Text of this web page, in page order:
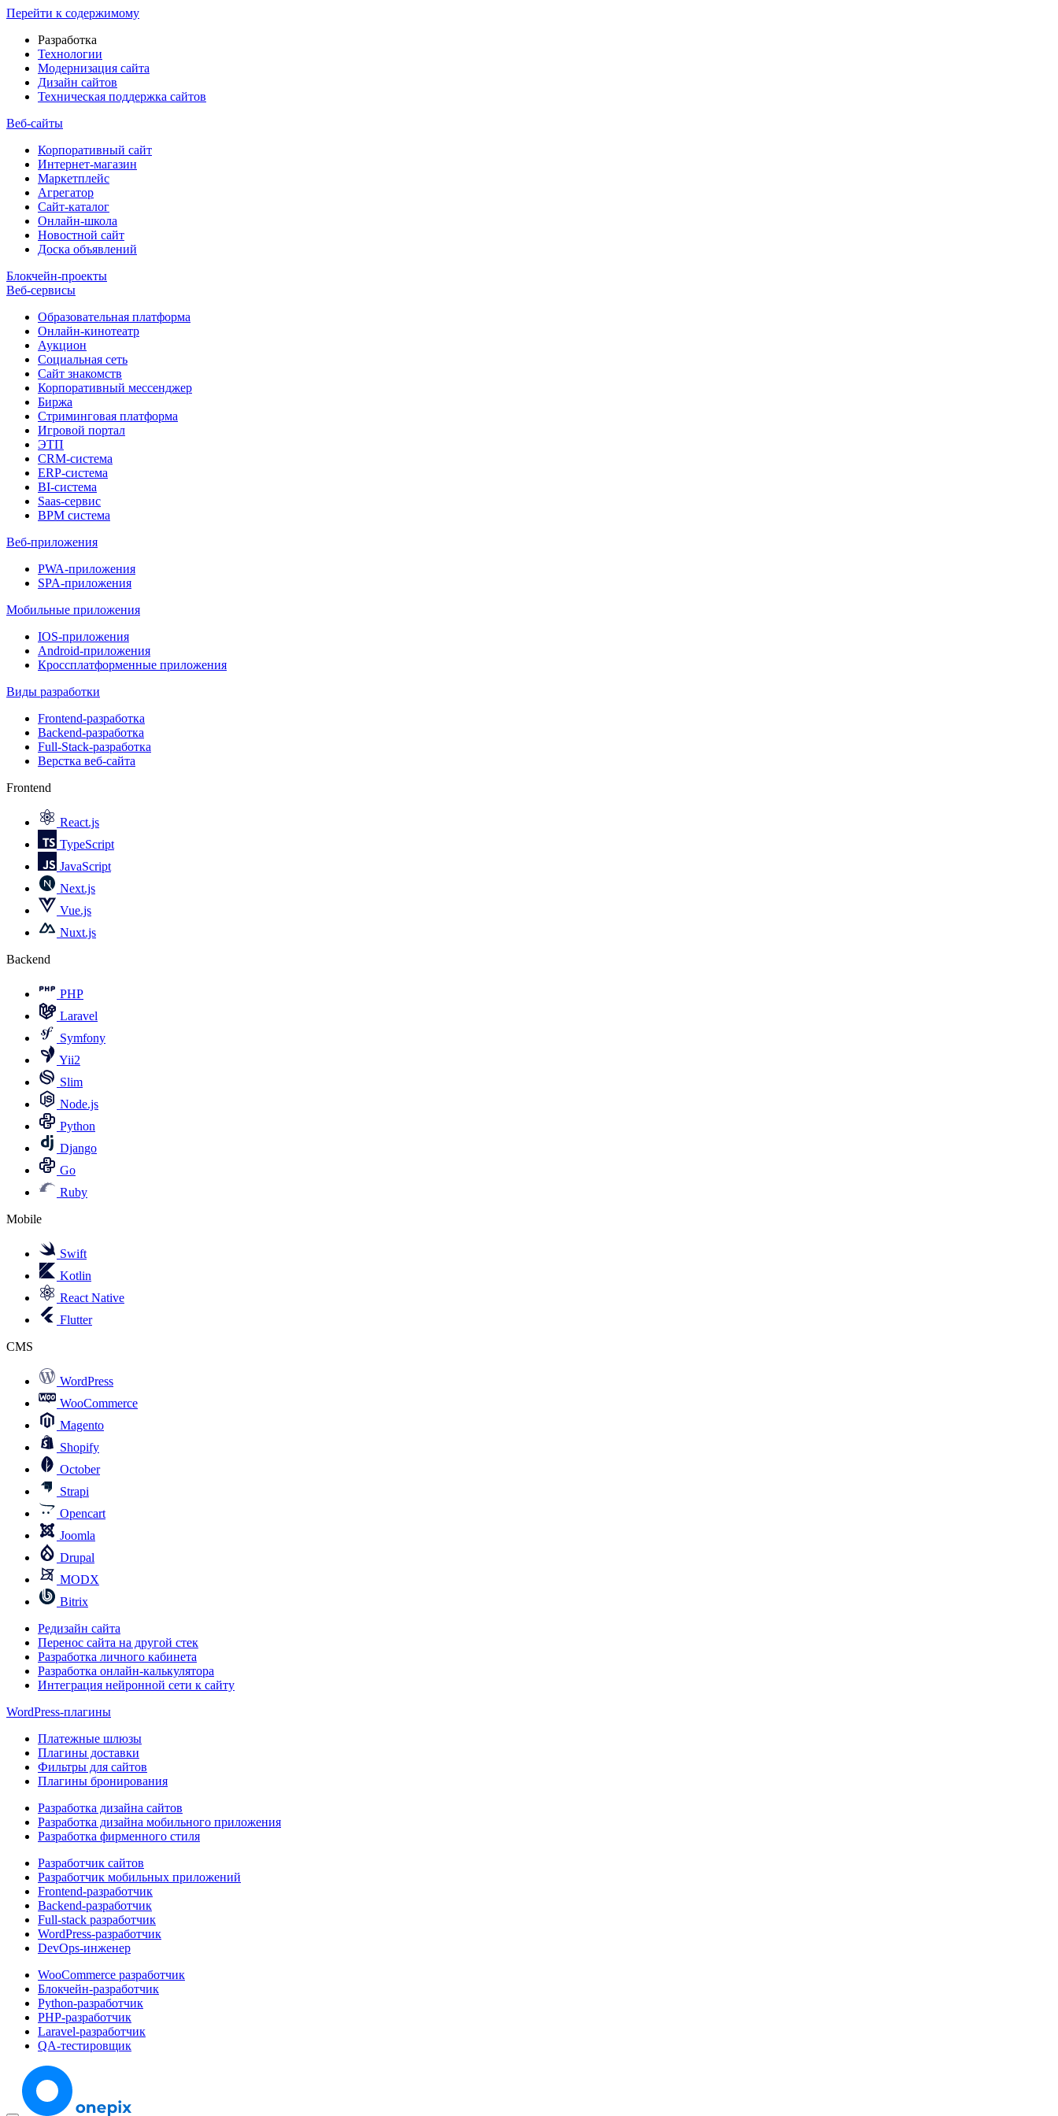
Перейти к содержимому
Разработка
Технологии
Модернизация сайта
Дизайн сайтов
Техническая поддержка сайтов
Веб-сайты
Корпоративный сайт
Интернет-магазин
Маркетплейс
Агрегатор
Сайт-каталог
Онлайн-школа
Новостной сайт
Доска объявлений
Блокчейн-проекты
Веб-сервисы
Образовательная платформа
Онлайн-кинотеатр
Аукцион
Социальная сеть
Сайт знакомств
Корпоративный мессенджер
Биржа
Стриминговая платформа
Игровой портал
ЭТП
CRM-система
ERP-система
BI-система
Saas-сервис
BPM система
Веб-приложения
PWA-приложения
SPA-приложения
Мобильные приложения
IOS-приложения
Android-приложения
Кроссплатформенные приложения
Виды разработки
Frontend-разработка
Backend-разработка
Full-Stack-разработка
Верстка веб-сайта
Frontend
React.js
TypeScript
JavaScript
Next.js
Vue.js
Nuxt.js
Backend
PHP
Laravel
Symfony
Yii2
Slim
Node.js
Python
Django
Go
Ruby
Mobile
Swift
Kotlin
React Native
Flutter
CMS
WordPress
WooCommerce
Magento
Shopify
October
Strapi
Opencart
Joomla
Drupal
MODX
Bitrix
Редизайн сайта
Перенос сайта на другой стек
Разработка личного кабинета
Разработка онлайн-калькулятора
Интеграция нейронной сети к сайту
WordPress-плагины
Платежные шлюзы
Плагины доставки
Фильтры для сайтов
Плагины бронирования
Разработка дизайна сайтов
Разработка дизайна мобильного приложения
Разработка фирменного стиля
Разработчик сайтов
Разработчик мобильных приложений
Frontend-разработчик
Backend-разработчик
Full-stack разработчик
WordPress-разработчик
DevOps-инженер
WooCommerce разработчик
Блокчейн-разработчик
Python-разработчик
PHP-разработчик
Laravel-разработчик
QA-тестировщик